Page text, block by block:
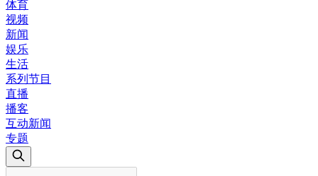
体育
视频
新闻
娱乐
生活
系列节目
直播
播客
互动新闻
专题